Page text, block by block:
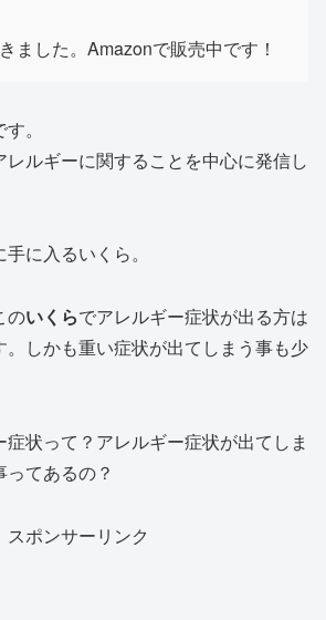
ました。Amazonで販売中です！
。
レルギーに関することを中心に発信し
に入るいくら。
のいくらでアレルギー症状が出る方は
しかも重い症状が出てしまう事も少
状って？アレルギー症状が出てしま
てあるの？
スポンサーリンク